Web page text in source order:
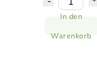
In den
Warenkorb